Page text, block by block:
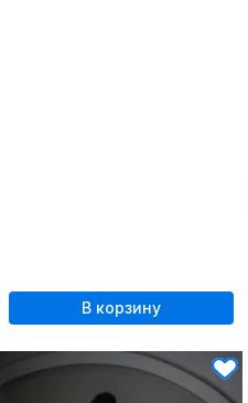
В корзину